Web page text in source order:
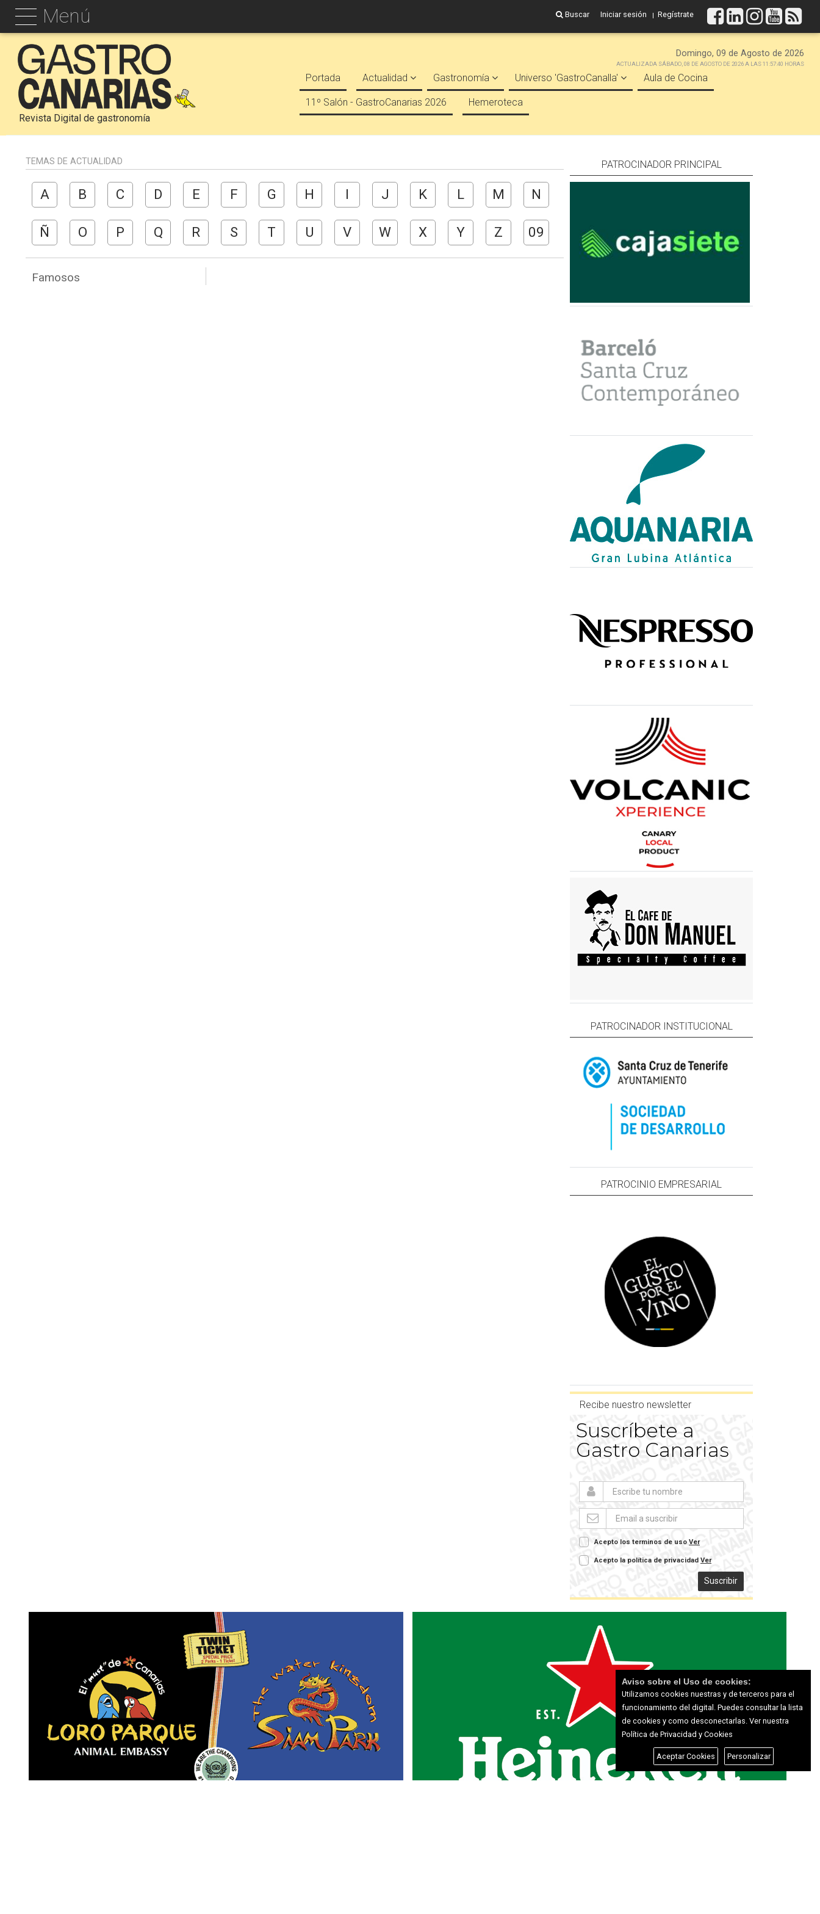
Menú Buscar Iniciar sesión Regístrate
Revista Digital de gastronomía
Domingo, 09 de Agosto de 2026
ACTUALIZADA SÁBADO, 08 DE AGOSTO DE 2026 A LAS 11:57:40 HORAS
Portada Actualidad Gastronomía Universo 'GastroCanalla' Aula de Cocina
11º Salón - GastroCanarias 2026 Hemeroteca
TEMAS DE ACTUALIDAD
A B C D E F G H I J K L M N
Ñ O P Q R S T U V W X Y Z 09
Famosos
PATROCINADOR PRINCIPAL
PATROCINADOR INSTITUCIONAL
PATROCINIO EMPRESARIAL
Recibe nuestro newsletter
Suscríbete a
Gastro Canarias
Acepto los terminos de uso Ver
Acepto la política de privacidad Ver
Suscribir
Aviso sobre el Uso de cookies:
Utilizamos cookies nuestras y de terceros para el
funcionamiento del digital. Puedes consultar la lista
de cookies y como desconectarlas. Ver nuestra
Política de Privacidad y Cookies
Aceptar Cookies Personalizar